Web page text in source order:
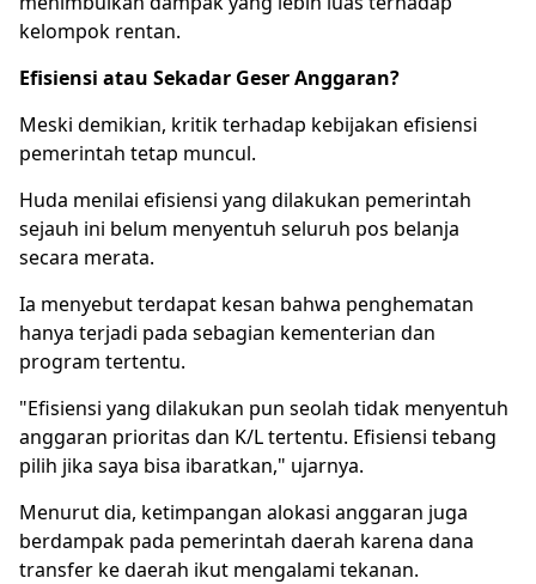
kelompok rentan.
Efisiensi atau Sekadar Geser Anggaran?
Meski demikian, kritik terhadap kebijakan efisiensi
pemerintah tetap muncul.
Huda menilai efisiensi yang dilakukan pemerintah
sejauh ini belum menyentuh seluruh pos belanja
secara merata.
Ia menyebut terdapat kesan bahwa penghematan
hanya terjadi pada sebagian kementerian dan
program tertentu.
"Efisiensi yang dilakukan pun seolah tidak menyentuh
anggaran prioritas dan K/L tertentu. Efisiensi tebang
pilih jika saya bisa ibaratkan," ujarnya.
Menurut dia, ketimpangan alokasi anggaran juga
berdampak pada pemerintah daerah karena dana
transfer ke daerah ikut mengalami tekanan.